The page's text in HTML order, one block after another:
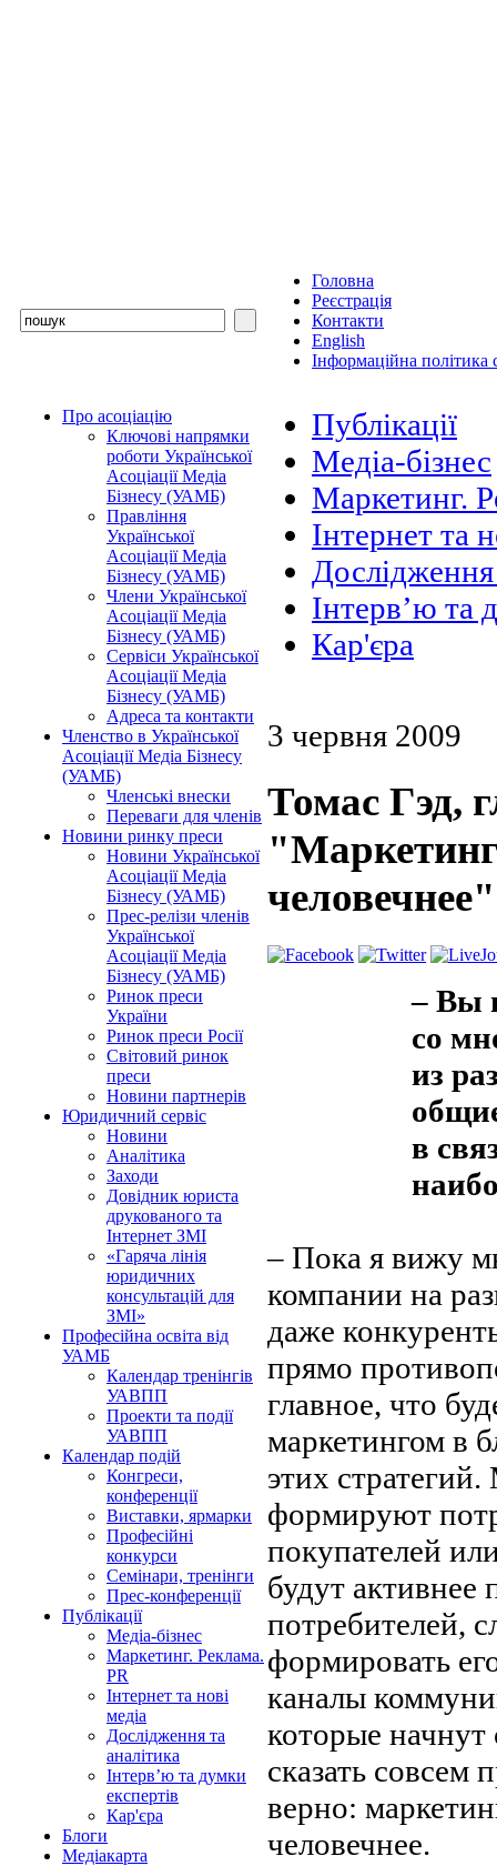
Головна
Реєстрація
Контакти
English
Інформаційна політика
Про асоціацію
Ключові напрямки
роботи Української
Асоціації Медіа
Бізнесу (УАМБ)
Правління
Української
Асоціації Медіа
Бізнесу (УАМБ)
Члени Української
Асоціації Медіа
Бізнесу (УАМБ)
Сервіси Української
Асоціації Медіа
Бізнесу (УАМБ)
Адреса та контакти
Членство в Української
Асоціації Медіа Бізнесу
(УАМБ)
Членські внески
Переваги для членів
Новини ринку преси
Новини Української
Асоціації Медіа
Бізнесу (УАМБ)
Прес-релізи членів
Української
Асоціації Медіа
Бізнесу (УАМБ)
Ринок преси
України
Ринок преси Росії
Світовий ринок
преси
Новини партнерів
Юридичний сервіс
Новини
Аналітика
Заходи
Довідник юриста
друкованого та
Інтернет ЗМІ
«Гаряча лінія
юридичних
консультацій для
ЗМІ»
Професійна освіта від
УАМБ
Календар тренінгів
УАВПП
Проекти та події
УАВПП
Календар подій
Конгреси,
конференції
Виставки, ярмарки
Професійні
конкурси
Семінари, тренінги
Прес-конференції
Публікації
Медіа-бізнес
Маркетинг. Реклама.
PR
Інтернет та нові
медіа
Дослідження та
аналітика
Інтерв’ю та думки
експертів
Кар'єра
Блоги
Медіакарта
Публікації
Медіа-бізнес
Маркетинг.
Інтернет та
Дослідження
Інтерв’ю та
Кар'єра
3 червня 2009
Томас Гэд,
"Маркетинг
человечнее"
– Вы
со
из
в
– Пока я вижу
компании на
даже
прямо
главное, что
маркетингом в
этих
формируют
покупателей
будут активнее
потребителей,
формировать
каналы
которые
сказать совсем
верно:
человечнее.